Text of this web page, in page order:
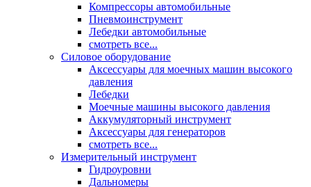
Компрессоры автомобильные
Пневмоинструмент
Лебедки автомобильные
смотреть все...
Силовое оборудование
Аксессуары для моечных машин высокого
давления
Лебедки
Моечные машины высокого давления
Аккумуляторный инструмент
Аксессуары для генераторов
смотреть все...
Измерительный инструмент
Гидроуровни
Дальномеры